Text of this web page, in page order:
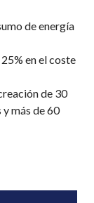
de energía
en el coste
de 30
más de 60